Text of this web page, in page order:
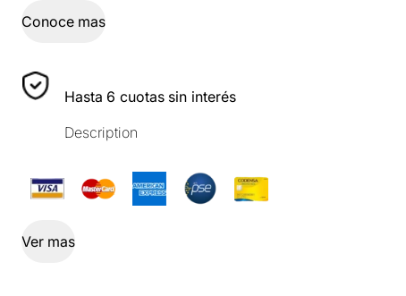
Conoce mas
Hasta 6 cuotas sin interés
Description
Ver mas